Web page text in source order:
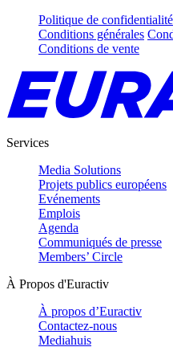
Politique de confidentialité
Conditions générales
Conditions de vente
Services
Media Solutions
Projets publics européens
Evénements
Emplois
Agenda
Communiqués de presse
Members’ Circle
À Propos d'Euractiv
À propos d’Euractiv
Contactez-nous
Mediahuis